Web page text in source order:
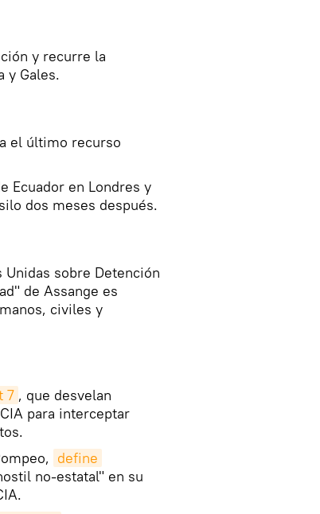
y recurre la
y Gales.
el último recurso
Ecuador en Londres y
dos meses después.
Unidas sobre Detención
de Assange es
civiles y
7 , que desvelan
para interceptar
define
no-estatal" en su